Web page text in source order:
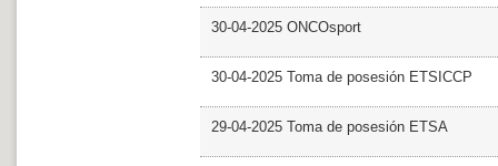
30-04-2025 ONCOsport
30-04-2025 Toma de posesión ETSICCP
29-04-2025 Toma de posesión ETSA